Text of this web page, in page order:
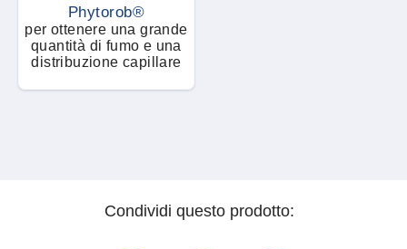
Phytorob®
per ottenere una grande
quantità di fumo e una
distribuzione capillare
Condividi questo prodotto: